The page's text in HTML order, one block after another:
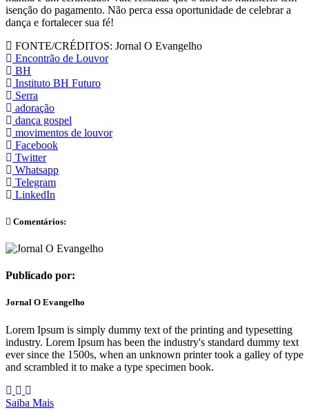
isenção do pagamento. Não perca essa oportunidade de celebrar a
dança e fortalecer sua fé!
FONTE/CRÉDITOS: Jornal O Evangelho
Encontrão de Louvor
BH
Instituto BH Futuro
Serra
adoração
dança gospel
movimentos de louvor
Facebook
Twitter
Whatsapp
Telegram
LinkedIn
Comentários:
Publicado por:
Jornal O Evangelho
Lorem Ipsum is simply dummy text of the printing and typesetting
industry. Lorem Ipsum has been the industry's standard dummy text
ever since the 1500s, when an unknown printer took a galley of type
and scrambled it to make a type specimen book.
Saiba Mais